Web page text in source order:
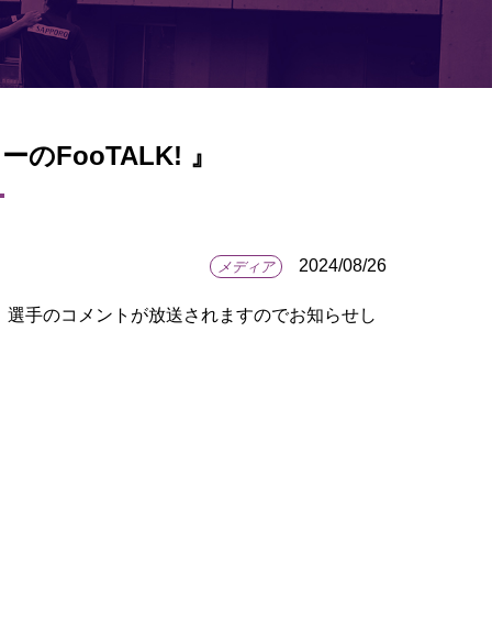
のFooTALK! 』
メディア 2024/08/26
手のコメントが放送されますのでお知らせし